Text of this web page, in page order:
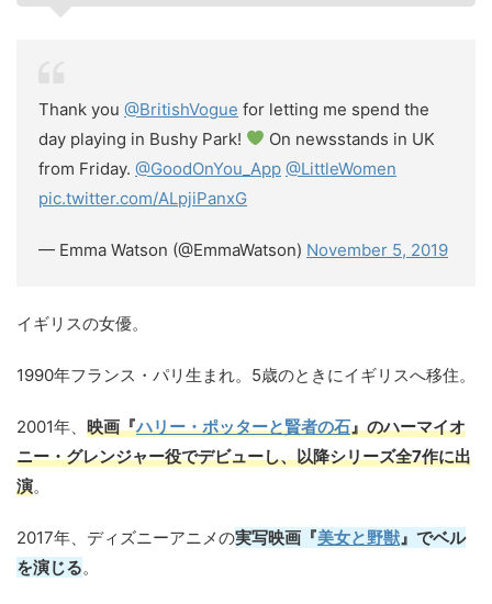
Thank you @BritishVogue for letting me spend the
day playing in Bushy Park!
On newsstands in UK
from Friday. @GoodOnYou_App @LittleWomen
pic.twitter.com/ALpjiPanxG
— Emma Watson (@EmmaWatson) November 5, 2019
イギリスの女優。
1990年フランス・パリ生まれ。5歳のときにイギリスへ移住。
2001年、 映画『ハリー・ポッターと賢者の石』のハーマイオ
ニー・グレンジャー役でデビューし、以降シリーズ全7作に出
演。
2017年、ディズニーアニメの実写映画『美女と野獣 』でベル
を演じる。